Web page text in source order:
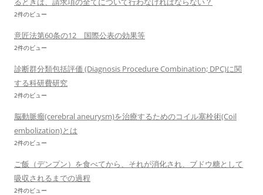
2件のビュー
意匠法第60条の12 国際公表の効果等
2件のビュー
診断群分類包括評価 (Diagnosis Procedure Combination; DPC)に関
する科研費研究
2件のビュー
脳動脈瘤(cerebral aneurysm)を治療するためのコイル塞栓術(Coil
embolization)とは
2件のビュー
ご飯（デンプン）を食べてから、それが消化され、ブドウ糖として
吸収されるまでの過程
2件のビュー